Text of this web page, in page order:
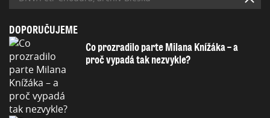
DOPORUČUJEME
Co prozradilo parte Milana Knížáka – a
proč vypadá tak nezvykle?